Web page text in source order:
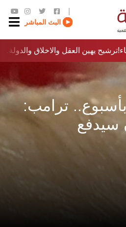
البث المباشر
ترشيح يهين العقل والاخلاق والدولة…؟!
بأسبوع.. ترامب:
سيدفع